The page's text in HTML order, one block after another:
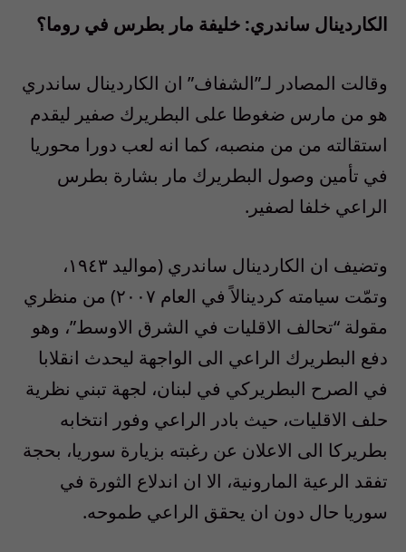
الكاردينال ساندري: خليفة مار بطرس في روما؟
وقالت المصادر لـ”الشفاف” ان الكاردينال ساندري
هو من مارس ضغوطا على البطريرك صفير ليقدم
استقالته من من منصبه، كما انه لعب دورا محوريا
في تأمين وصول البطريرك مار بشارة بطرس
الراعي خلفا لصفير.
وتضيف ان الكاردينال ساندري (مواليد ١٩٤٣،
وتمّت سيامته كردينالاً في العام ٢٠٠٧) من منظري
مقولة “تحالف الاقليات في الشرق الاوسط”، وهو
دفع البطريرك الراعي الى الواجهة ليحدث انقلابا
في الصرح البطريركي في لبنان، لجهة تبني نظرية
حلف الاقليات، حيث بادر الراعي وفور انتخابه
بطريركا الى الاعلان عن رغبته بزيارة سوريا، بحجة
تفقد الرعية المارونية، الا ان اندلاع الثورة في
سوريا حال دون ان يحقق الراعي طموحه.